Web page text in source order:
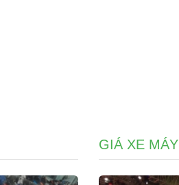
GIÁ XE MÁY